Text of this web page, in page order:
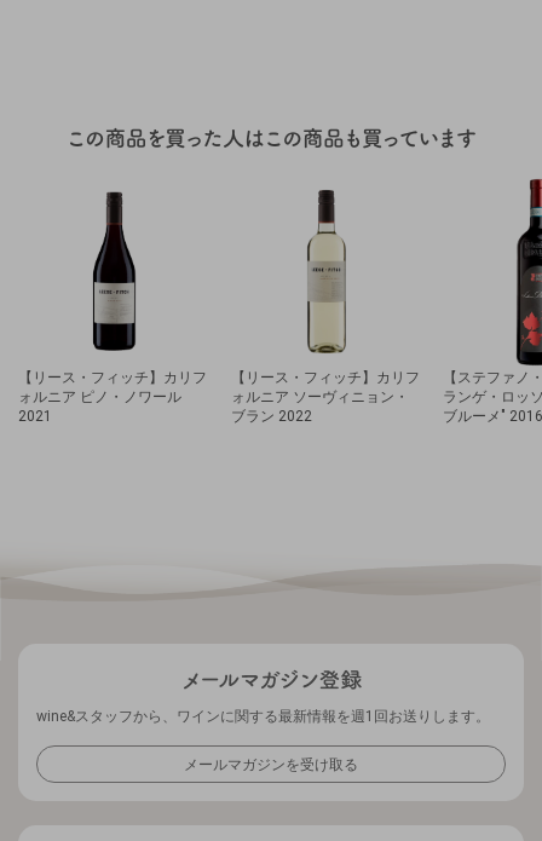
【リース・フィッチ】カリフ
ォルニア ピノ・ノワール
2021
【リース・フィッチ】カリフ
ォルニア ソーヴィニョン・
ブラン 2022
【ステファノ
ランゲ・ロッ
ブルーメ"
wine&スタッフから、ワインに関する最新情報を週1回お送りします。
メールマガジンを受け取る